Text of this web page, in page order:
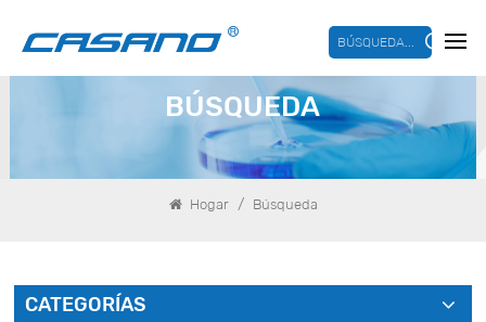
BÚSQUEDA...
BÚSQUEDA
Hogar / Búsqueda
CATEGORÍAS